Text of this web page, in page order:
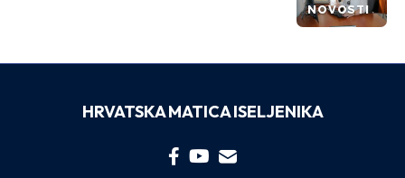
NOVOSTI
HRVATSKA MATICA ISELJENIKA